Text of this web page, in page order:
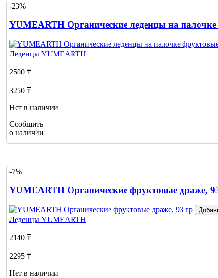
-23%
YUMEARTH Органические леденцы на
Леденцы YUMEARTH
2500 ₸
3250 ₸
Нет в наличии
Сообщить
о наличии
-7%
YUMEARTH Органические фруктовые драже,
Леденцы YUMEARTH
2140 ₸
2295 ₸
Нет в наличии